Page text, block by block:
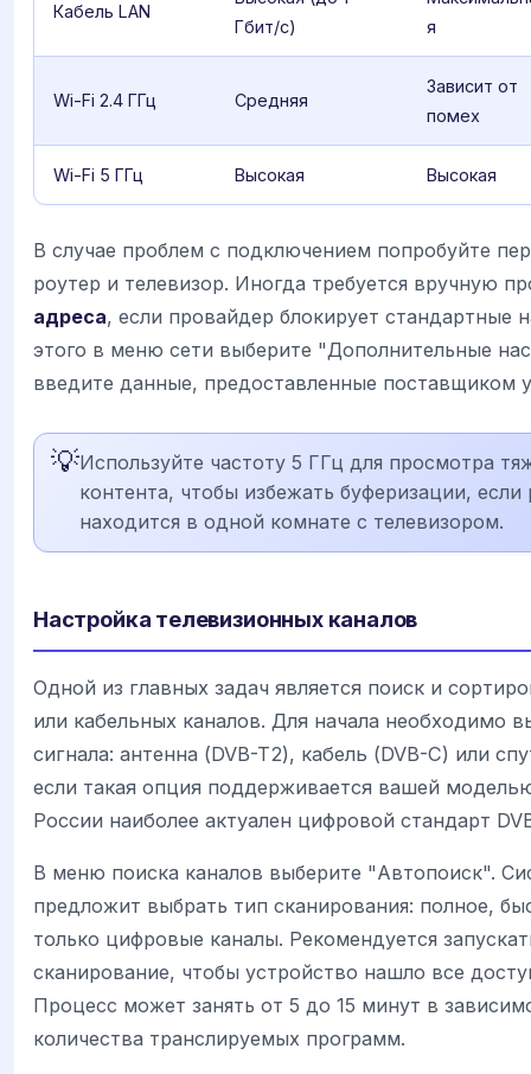
Кабель LAN
Гбит/с)
я
Wi-Fi 2.4 ГГц Средняя
Зависит от
помех
Wi-Fi 5 ГГц Высокая Высокая
В случае проблем с подключением попробуйте
роутер и телевизор. Иногда требуется вручную
адреса, если провайдер блокирует стандартные
этого в меню сети выберите "Дополнительные
введите данные, предоставленные поставщиком
💡Используйте частоту 5 ГГц для просмотра
контента, чтобы избежать буферизации, если
находится в одной комнате с телевизором.
Настройка телевизионных каналов
Одной из главных задач является поиск и
или кабельных каналов. Для начала необходимо
сигнала: антенна (DVB-T2), кабель (DVB-C) или
если такая опция поддерживается вашей
России наиболее актуален цифровой стандарт
В меню поиска каналов выберите "Автопоиск".
предложит выбрать тип сканирования: полное,
только цифровые каналы. Рекомендуется
сканирование, чтобы устройство нашло все
Процесс может занять от 5 до 15 минут в
количества транслируемых программ.